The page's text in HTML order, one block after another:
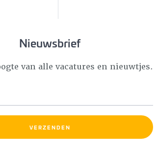
Nieuwsbrief
van alle vacatures en nieuwtjes.
VERZENDEN